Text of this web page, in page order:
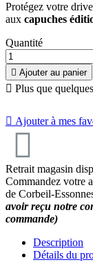
Protégez votre
aux capuches
Quantité
 Ajouter au panier
 Plus que
 Ajouter à mes
Retrait magasin
Commandez votre
de Corbeil-
avoir reçu notre
commande)
Description
Détails du